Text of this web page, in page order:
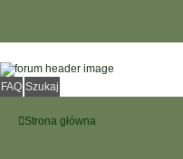
FAQ Szukaj
Strona główna